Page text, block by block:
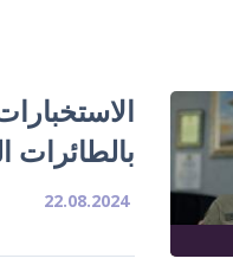
بالطائرات
22.08.2024